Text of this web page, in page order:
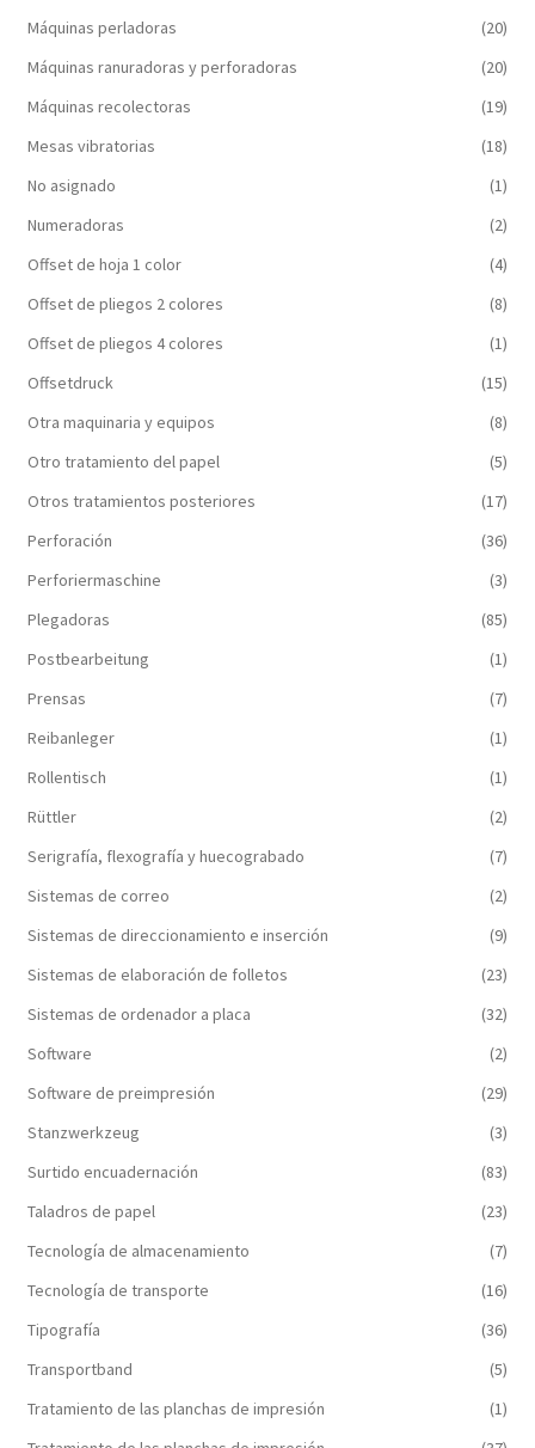
Máquinas perladoras
(20)
Máquinas ranuradoras y perforadoras
(20)
Máquinas recolectoras
(19)
Mesas vibratorias
(18)
No asignado
(1)
Numeradoras
(2)
Offset de hoja 1 color
(4)
Offset de pliegos 2 colores
(8)
Offset de pliegos 4 colores
(1)
Offsetdruck
(15)
Otra maquinaria y equipos
(8)
Otro tratamiento del papel
(5)
Otros tratamientos posteriores
(17)
Perforación
(36)
Perforiermaschine
(3)
Plegadoras
(85)
Postbearbeitung
(1)
Prensas
(7)
Reibanleger
(1)
Rollentisch
(1)
Rüttler
(2)
Serigrafía, flexografía y huecograbado
(7)
Sistemas de correo
(2)
Sistemas de direccionamiento e inserción
(9)
Sistemas de elaboración de folletos
(23)
Sistemas de ordenador a placa
(32)
Software
(2)
Software de preimpresión
(29)
Stanzwerkzeug
(3)
Surtido encuadernación
(83)
Taladros de papel
(23)
Tecnología de almacenamiento
(7)
Tecnología de transporte
(16)
Tipografía
(36)
Transportband
(5)
Tratamiento de las planchas de impresión
(1)